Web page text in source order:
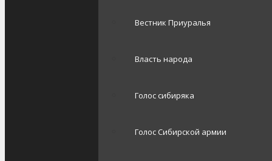
Вестник Приуралья
Власть народа
Голос сибиряка
Голос Сибирской армии